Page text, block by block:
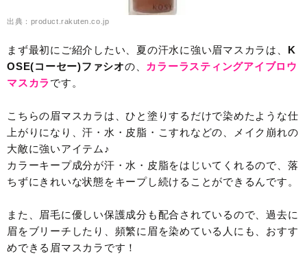
出典：product.rakuten.co.jp
まず最初にご紹介したい、夏の汗水に強い眉マスカラは、 K
OSE(コーセー)ファシオの、
カラーラスティングアイブロウ
マスカラです。
こちらの眉マスカラは、ひと塗りするだけで染めたような仕
上がりになり、汗・水・皮脂・こすれなどの、メイク崩れの
大敵に強いアイテム♪
カラーキープ成分が汗・水・皮脂をはじいてくれるので、落
ちずにきれいな状態をキープし続けることができるんです。
また、眉毛に優しい保護成分も配合されているので、過去に
眉をブリーチしたり、頻繁に眉を染めている人にも、おすす
めできる眉マスカラです！